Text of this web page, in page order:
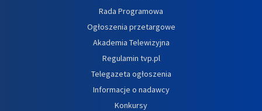
Rada Programowa
Ogłoszenia przetargowe
Akademia Telewizyjna
Regulamin tvp.pl
Telegazeta ogłoszenia
Informacje o nadawcy
Konkursy